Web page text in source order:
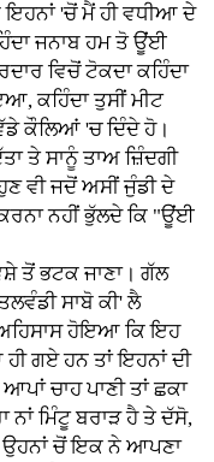
ਇਹਨਾਂ 'ਚੋਂ ਮੈਂ ਹੀ ਵਧੀਆ ਦੇ
ਜਨਾਬ ਹਮ ਤੋ ਊਂਈ
ਵਿਚੋਂ ਟੋਕਦਾ ਕਹਿੰਦਾ
ਕਹਿੰਦਾ ਤੁਸੀਂ ਮੀਟ
ਕੌਲਿਆਂ 'ਚ ਦਿੰਦੇ ਹੋ।
ਤੇ ਸਾਨੂੰ ਤਾਅ ਜ਼ਿੰਦਗੀ
ਵੀ ਜਦੋਂ ਅਸੀਂ ਜੁੰਡੀ ਦੇ
ਨਹੀਂ ਭੁੱਲਦੇ ਕਿ "ਊਂਈ
ਤੋਂ ਭਟਕ ਜਾਣਾ। ਗੱਲ
ਸਾਬੋ ਕੀ' ਲੈ
ਹੋਇਆ ਕਿ ਇਹ
ਗਏ ਹਨ ਤਾਂ ਇਹਨਾਂ ਦੀ
ਚਾਹ ਪਾਣੀ ਤਾਂ ਛਕਾ
ਨਾਂ ਮਿੰਟੂ ਬਰਾੜ ਹੈ ਤੇ ਦੱਸੋ,
ਉਹਨਾਂ ਚੋਂ ਇਕ ਨੇ ਆਪਣਾ